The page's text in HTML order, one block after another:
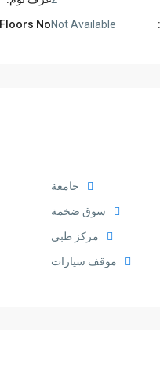
Not Available
Floors No:
جامعة
سوق ضخمة
مركز طبي
موقف سيارات